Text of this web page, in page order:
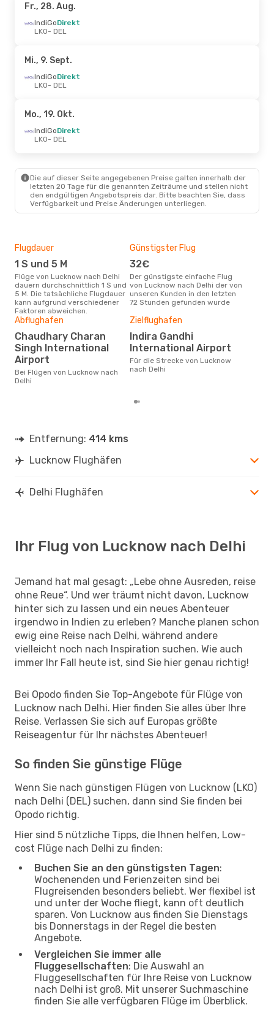
Do., 24. Sept.
IndiGoDirekt
DEL - LKO
Fr., 28. Aug.
IndiGoDirekt
LKO- DEL
Mi., 9. Sept.
IndiGoDirekt
LKO- DEL
Mo., 19. Okt.
IndiGoDirekt
LKO- DEL
Die auf dieser Seite angegebenen Preise galten innerhalb der
letzten 20 Tage für die genannten Zeiträume und stellen nicht
den endgültigen Angebotspreis dar. Bitte beachten Sie, dass
Verfügbarkeit und Preise Änderungen unterliegen.
Flugdauer
1 S und 5 M
Flüge von Lucknow nach Delhi
dauern durchschnittlich 1 S und
5 M. Die tatsächliche Flugdauer
kann aufgrund verschiedener
Faktoren abweichen.
Günstigster Flug
32€
Der günstigste einfache Flug
von Lucknow nach Delhi der von
unseren Kunden in den letzten
72 Stunden gefunden wurde
Abflughafen
Chaudhary Charan
Singh International
Airport
Bei Flügen von Lucknow nach
Delhi
Zielflughafen
Indira Gandhi
International Airport
Für die Strecke von Lucknow
nach Delhi
Entfernung: 414 kms
Lucknow Flughäfen
Delhi Flughäfen
Ihr Flug von Lucknow nach Delhi
Jemand hat mal gesagt: „Lebe ohne Ausreden, reise
ohne Reue“. Und wer träumt nicht davon, Lucknow
hinter sich zu lassen und ein neues Abenteuer
irgendwo in Indien zu erleben? Manche planen schon
ewig eine Reise nach Delhi, während andere
vielleicht noch nach Inspiration suchen. Wie auch
immer Ihr Fall heute ist, sind Sie hier genau richtig!
Bei Opodo finden Sie Top-Angebote für Flüge von
Lucknow nach Delhi. Hier finden Sie alles über Ihre
Reise. Verlassen Sie sich auf Europas größte
Reiseagentur für Ihr nächstes Abenteuer!
So finden Sie günstige Flüge
Wenn Sie nach günstigen Flügen von Lucknow (LKO)
nach Delhi (DEL) suchen, dann sind Sie finden bei
Opodo richtig.
Hier sind 5 nützliche Tipps, die Ihnen helfen, Low-
cost Flüge nach Delhi zu finden:
Buchen Sie an den günstigsten Tagen:
Wochenenden und Ferienzeiten sind bei
Flugreisenden besonders beliebt. Wer flexibel ist
und unter der Woche fliegt, kann oft deutlich
sparen. Von Lucknow aus finden Sie Dienstags
bis Donnerstags in der Regel die besten
Angebote.
Vergleichen Sie immer alle
Fluggesellschaften: Die Auswahl an
Fluggesellschaften für Ihre Reise von Lucknow
nach Delhi ist groß. Mit unserer Suchmaschine
finden Sie alle verfügbaren Flüge im Überblick.